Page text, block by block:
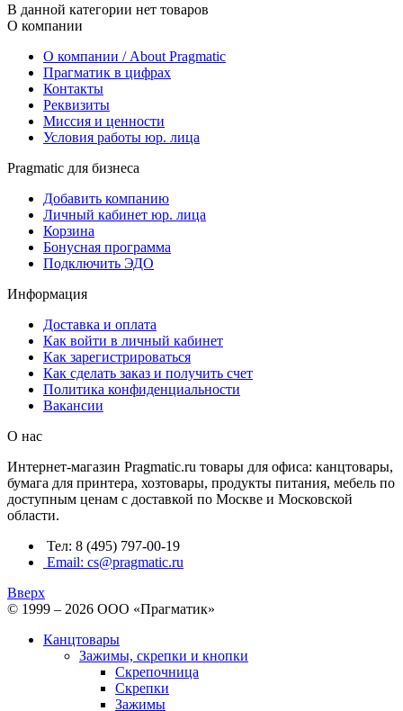
В данной категории нет товаров
О компании
О компании / About Pragmatic
Прагматик в цифрах
Контакты
Реквизиты
Миссия и ценности
Условия работы юр. лица
Pragmatic для бизнеса
Добавить компанию
Личный кабинет юр. лица
Корзина
Бонусная программа
Подключить ЭДО
Информация
Доставка и оплата
Как войти в личный кабинет
Как зарегистрироваться
Как сделать заказ и получить счет
Политика конфиденциальности
Вакансии
О нас
Интернет-магазин Pragmatic.ru товары для офиса: канцтовары,
бумага для принтера, хозтовары, продукты питания, мебель по
доступным ценам с доставкой по Москве и Московской
области.
Тел: 8 (495) 797-00-19
Email: cs@pragmatic.ru
Вверх
© 1999 – 2026 ООО «Прагматик»
Канцтовары
Зажимы, скрепки и кнопки
Скрепочница
Скрепки
Зажимы